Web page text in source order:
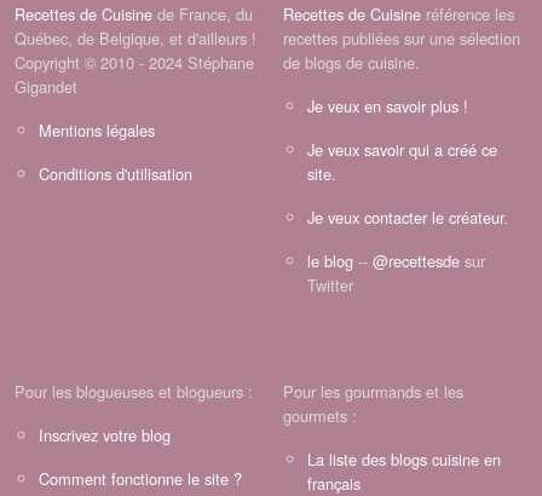
Recettes de Cuisine de France, du
Québec, de Belgique, et d'ailleurs !
Copyright © 2010 - 2024 Stéphane
Gigandet
Mentions légales
Conditions d'utilisation
Recettes de Cuisine référence les
recettes publiées sur une sélection
de blogs de cuisine.
Je veux en savoir plus !
Je veux savoir qui a créé ce
site.
Je veux contacter le créateur.
le blog -- @recettesde sur
Twitter
Pour les blogueuses et blogueurs :
Inscrivez votre blog
Comment fonctionne le site ?
Pour les gourmands et les
gourmets :
La liste des blogs cuisine en
français